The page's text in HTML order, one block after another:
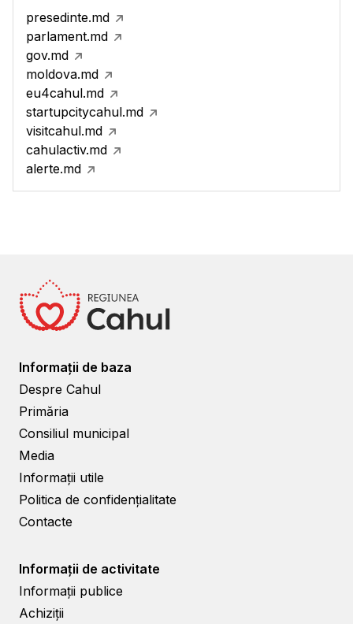
presedinte.md
parlament.md
gov.md
moldova.md
eu4cahul.md
startupcitycahul.md
visitcahul.md
cahulactiv.md
alerte.md
Informații de baza
Despre Cahul
Primăria
Consiliul municipal
Media
Informații utile
Politica de confidențialitate
Contacte
Informații de activitate
Informații publice
Achiziții